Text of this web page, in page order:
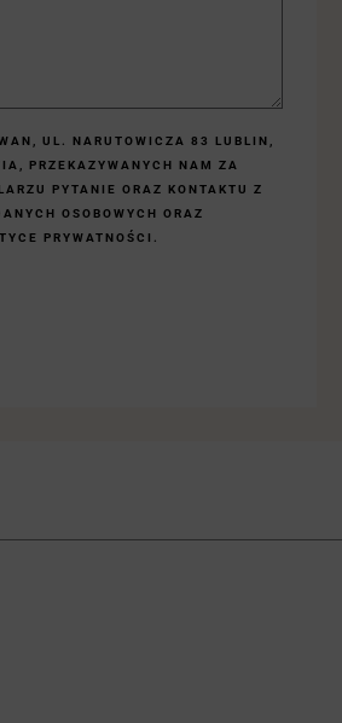
UL. NARUTOWICZA 83 LUBLIN,
PRZEKAZYWANYCH NAM ZA
PYTANIE ORAZ KONTAKTU Z
OSOBOWYCH ORAZ
PRYWATNOŚCI.